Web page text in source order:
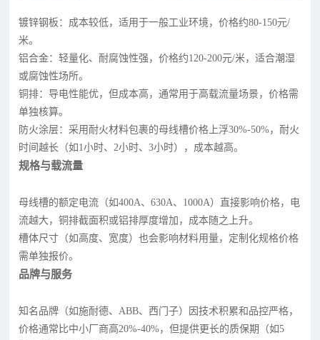
镀锌钢板：成本较低，适用于一般工业环境，价格约80-150元/
米。
铝合金：轻量化、耐腐蚀性强，价格约120-200元/米，适合潮湿
或腐蚀性场所。
铜排：导电性能优，但成本高，通常用于高载流量场景，价格需
单独核算。
防火涂层：采用耐火材料包裹的母线槽价格上浮30%-50%，耐火
时间越长（如1小时、2小时、3小时），成本越高。
规格与载流量
母线槽的额定电流（如400A、630A、1000A）直接影响价格，电
流越大，铜排截面积或铝排厚度增加，成本随之上升。
槽体尺寸（如高度、宽度）也会影响材料用量，定制化规格价格
需单独报价。
品牌与服务
知名品牌（如施耐德、ABB、西门子）因技术积累和品控严格，
价格通常比中小厂商高20%-40%，但提供更长的质保期（如5